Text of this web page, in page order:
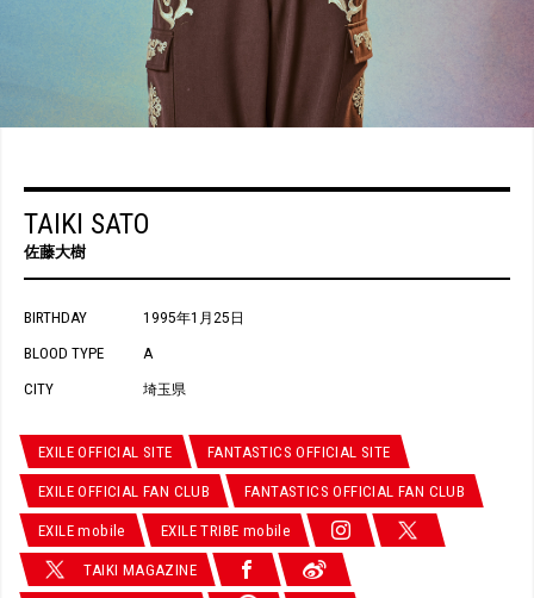
TAIKI SATO
佐藤大樹
BIRTHDAY 1995年1月25日
BLOOD TYPE A
CITY 埼玉県
EXILE OFFICIAL SITE FANTASTICS OFFICIAL SITE
EXILE OFFICIAL FAN CLUB FANTASTICS OFFICIAL FAN CLUB
EXILE mobile EXILE TRIBE mobile
TAIKI MAGAZINE